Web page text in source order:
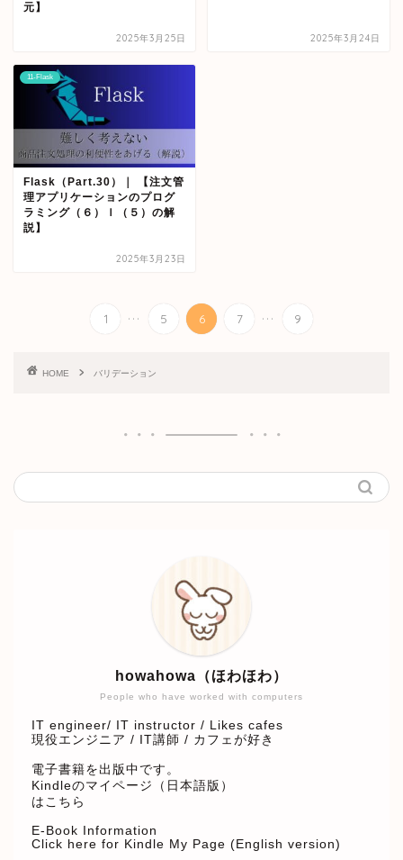
元】
2025年3月25日 2025年3月24日
11-Flask
Flask（Part.30）｜ 【注文管
理アプリケーションのプログ
ラミング（６）ｌ（５）の解
説】
2025年3月23日
1 ... 5 6 7 ... 9
HOME バリデーション
People who have worked with computers
howahowa（ほわほわ）
IT engineer/ IT instructor / Likes cafes
現役エンジニア / IT講師 / カフェが好き
電子書籍を出版中です。
Kindleのマイページ（日本語版）
はこちら
E-Book Information
Click here for Kindle My Page (English version)